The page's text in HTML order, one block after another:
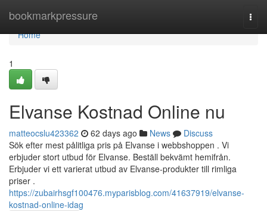
bookmarkpressure
Home
Home
1
Elvanse Kostnad Online nu
matteocslu423362 62 days ago News
Discuss
Sök efter mest pålitliga pris på Elvanse i webbshoppen . Vi
erbjuder stort utbud för Elvanse. Beställ bekvämt hemifrån.
Erbjuder vi ett varierat utbud av Elvanse-produkter till rimliga
priser .
https://zubairhsgf100476.myparisblog.com/41637919/elvanse-
kostnad-online-idag